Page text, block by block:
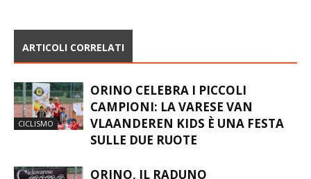
ORINO CELEBRA I PICCOLI
CAMPIONI: LA VARESE VAN
VLAANDEREN KIDS È UNA FESTA